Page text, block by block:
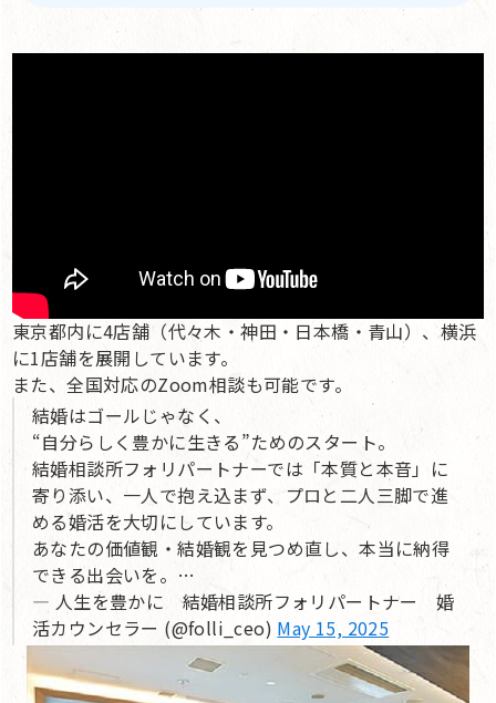
東京都内に4店舗（代々木・神田・日本橋・青山）、横浜
に1店舗を展開しています。
また、全国対応のZoom相談も可能です。
結婚はゴールじゃなく、
“自分らしく豊かに生きる”ためのスタート。
結婚相談所フォリパートナーでは「本質と本音」に
寄り添い、一人で抱え込まず、プロと二人三脚で進
める婚活を大切にしています。
あなたの価値観・結婚観を見つめ直し、本当に納得
できる出会いを。…
— 人生を豊かに 結婚相談所フォリパートナー 婚
活カウンセラー (@folli_ceo) May 15, 2025